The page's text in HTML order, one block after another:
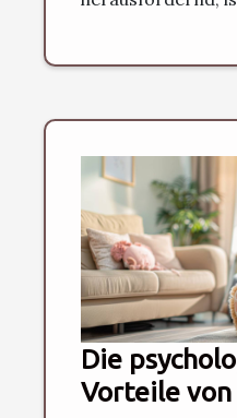
Die
Vorteile